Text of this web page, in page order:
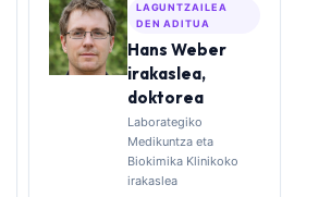
LAGUNTZAILEA
DEN ADITUA
Hans Weber
irakaslea,
doktorea
Laborategiko
Medikuntza eta
Biokimika Klinikoko
irakaslea